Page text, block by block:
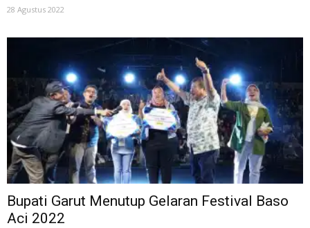
28 Agustus 2022
Bupati Garut Menutup Gelaran Festival Baso
Aci 2022